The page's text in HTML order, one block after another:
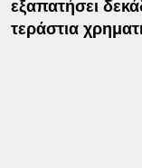
εξαπατήσει
τεράστια